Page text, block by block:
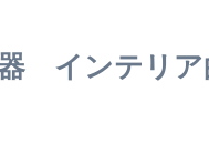
インテリア